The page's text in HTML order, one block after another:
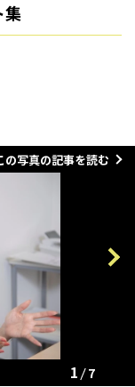
集
の写真の記事を読む
Next
1 7